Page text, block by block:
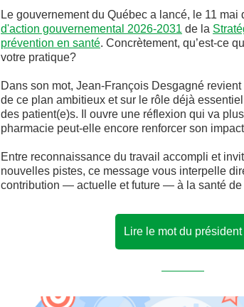
Le gouvernement du Québec a lancé, le 11 mai
d'action gouvernemental 2026-2031 de la
prévention en santé. Concrètement, qu’est-ce
votre pratique?
Dans son mot, Jean-François Desgagné
de ce plan ambitieux et sur le rôle déjà
des patient(e)s. Il ouvre une réflexion qui va
pharmacie peut-elle encore renforcer son
Entre reconnaissance du travail accompli et
nouvelles pistes, ce message vous interpelle
contribution — actuelle et future — à la santé de
Lire le mot du président